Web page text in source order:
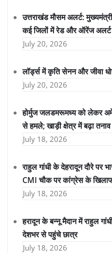
उत्तराखंड मौसम अलर्ट:
कई जिलों में रेड और ऑरेंज अलर्ट
July 20, 2026
लॉर्ड्स में कृति सेनन और जीवा
July 20, 2026
होर्मुज जलडमरूमध्य को लेकर
से हमले; खाड़ी क्षेत्र में बढ़ा तनाव
July 18, 2026
राहुल गांधी के देहरादून दौरे पर
CMI चौक पर कांग्रेस के खिलाफ
July 18, 2026
हरादून के बन्नू मैदान में राहुल
देशभर से पहुंचे छात्र
July 18, 2026